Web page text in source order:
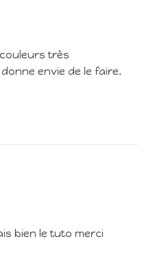
très
envie de le faire.
bien le tuto merci